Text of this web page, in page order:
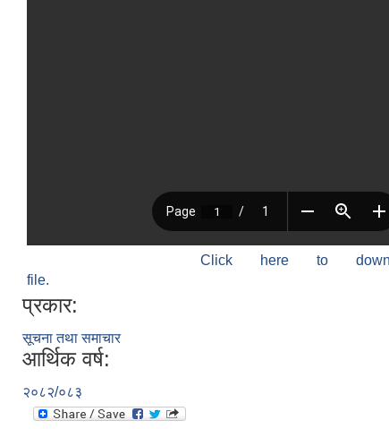
Click here to
file.
प्रकार:
सूचना तथा समाचार
आर्थिक वर्ष:
२०८२/०८३